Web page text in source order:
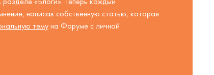
написав собственную статью, которая
тему на Форуме с личной